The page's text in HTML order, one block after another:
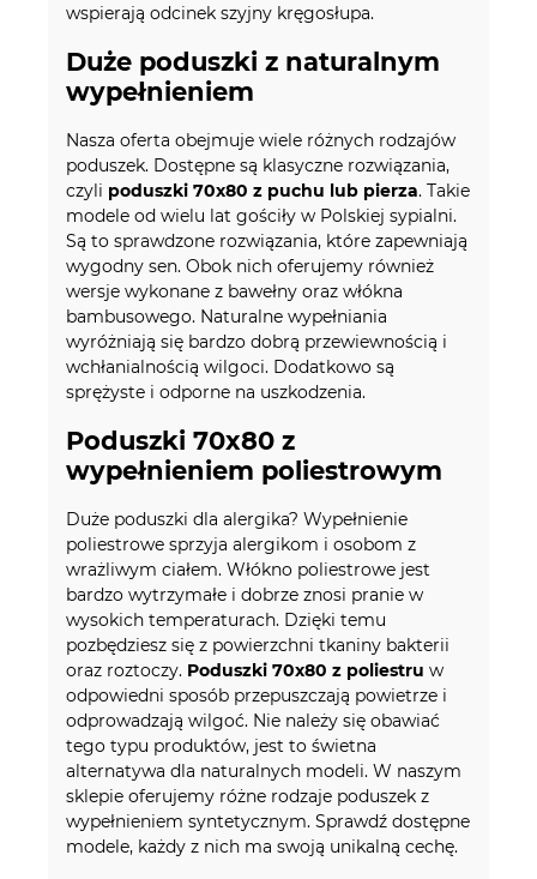
wspierają odcinek szyjny kręgosłupa.
Duże poduszki z naturalnym
wypełnieniem
Nasza oferta obejmuje wiele różnych rodzajów
poduszek. Dostępne są klasyczne rozwiązania,
czyli poduszki 70x80 z puchu lub pierza. Takie
modele od wielu lat gościły w Polskiej sypialni.
Są to sprawdzone rozwiązania, które zapewniają
wygodny sen. Obok nich oferujemy również
wersje wykonane z bawełny oraz włókna
bambusowego. Naturalne wypełniania
wyróżniają się bardzo dobrą przewiewnością i
wchłanialnością wilgoci. Dodatkowo są
sprężyste i odporne na uszkodzenia.
Poduszki 70x80 z
wypełnieniem poliestrowym
Duże poduszki dla alergika? Wypełnienie
poliestrowe sprzyja alergikom i osobom z
wrażliwym ciałem. Włókno poliestrowe jest
bardzo wytrzymałe i dobrze znosi pranie w
wysokich temperaturach. Dzięki temu
pozbędziesz się z powierzchni tkaniny bakterii
oraz roztoczy. Poduszki 70x80 z poliestru w
odpowiedni sposób przepuszczają powietrze i
odprowadzają wilgoć. Nie należy się obawiać
tego typu produktów, jest to świetna
alternatywa dla naturalnych modeli. W naszym
sklepie oferujemy różne rodzaje poduszek z
wypełnieniem syntetycznym. Sprawdź dostępne
modele, każdy z nich ma swoją unikalną cechę.